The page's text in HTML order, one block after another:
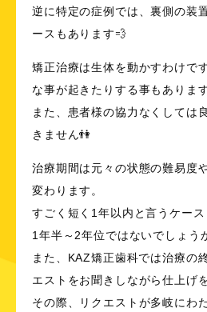
逆に特定の症例では、裏側の装
ースもあります💨
矯正治療は生体を動かすわけで
な事が起きたりする事もあります
また、患者様の協力なくしては
きません👫
治療期間は元々の状態の難易度
変わります。
すごく短く1年以内と言うケー
1年半～2年位ではないでしょう
また、KAZ矯正歯科では治療の
エストをお聞きしながら仕上げを
その際、リクエストが多岐にわ